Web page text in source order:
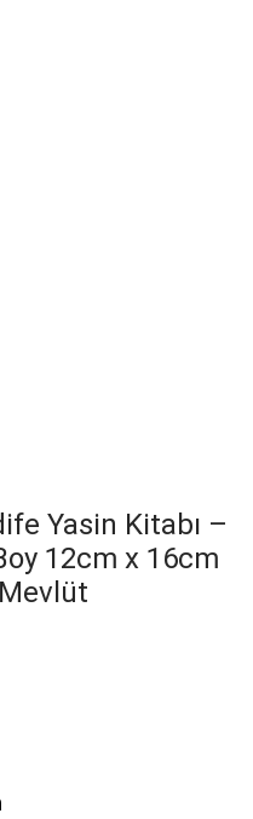
Yasin Kitabı –
12cm x 16cm